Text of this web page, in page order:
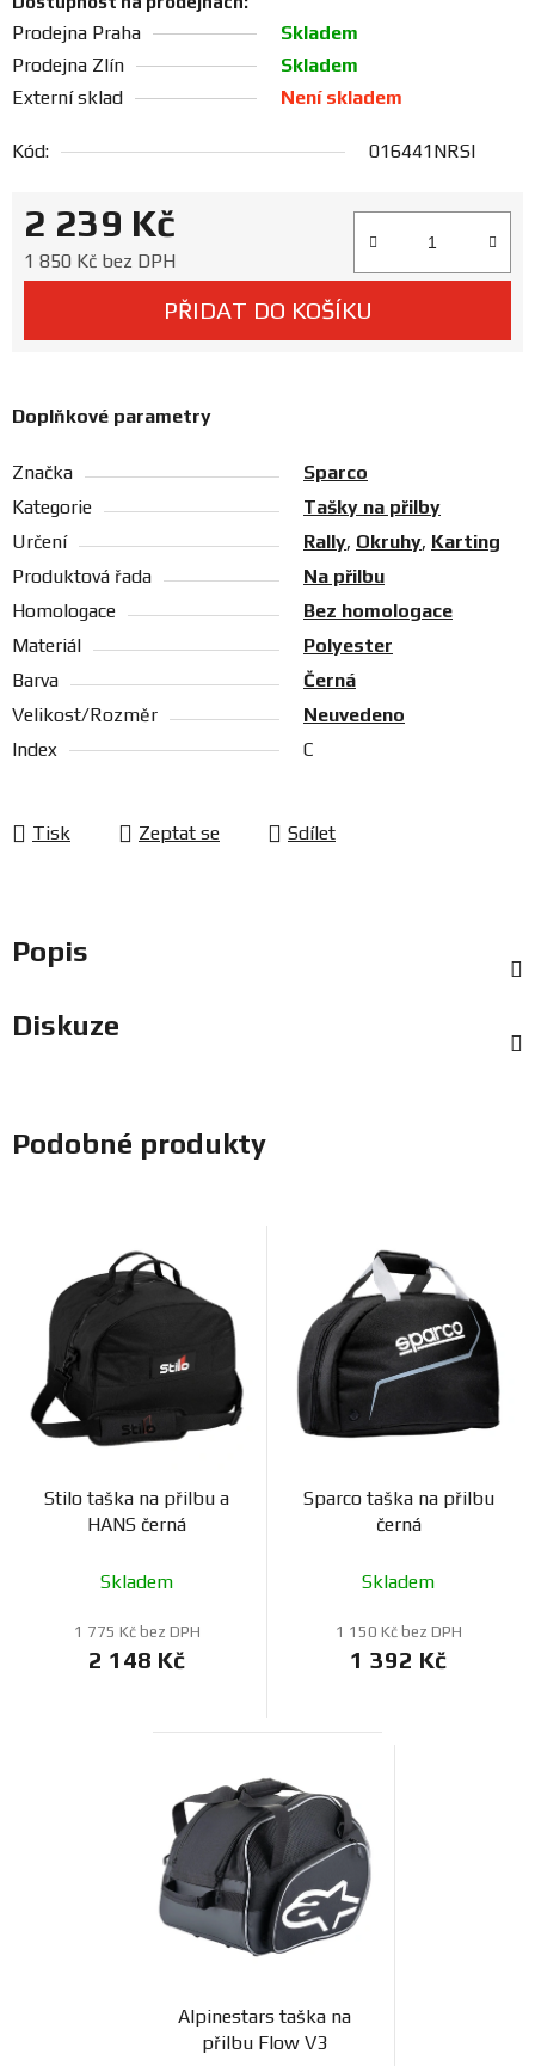
Prodejna Praha
Skladem
Prodejna Zlín
Skladem
Externí sklad
Není skladem
Kód: 016441NRSI
2 239 Kč
1 850 Kč bez DPH
PŘIDAT DO KOŠÍKU
Doplňkové parametry
Značka
Sparco
Kategorie
Tašky na přilby
Určení
Rally, Okruhy, Karting
Produktová řada
Na přilbu
Homologace
Bez homologace
Materiál
Polyester
Barva
Černá
Velikost/Rozměr
Neuvedeno
Index
C
Tisk Zeptat se Sdílet
Popis
Diskuze
Podobné produkty
Stilo taška na přilbu a
HANS černá
Skladem
1 775 Kč bez DPH
2 148 Kč
Sparco taška na přilbu
černá
Skladem
1 150 Kč bez DPH
1 392 Kč
Alpinestars taška na
přilbu Flow V3